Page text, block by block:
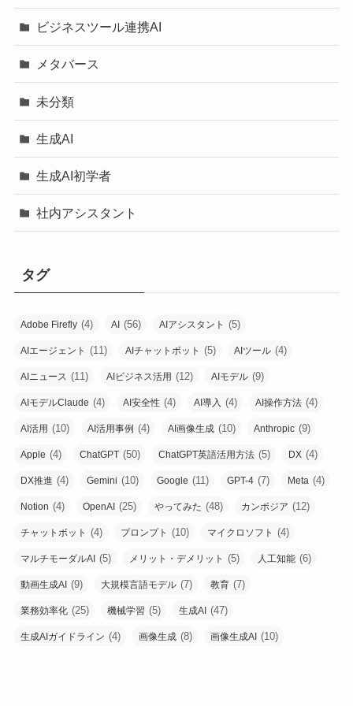
ビジネスツール連携AI
メタバース
未分類
生成AI
生成AI初学者
社内アシスタント
タグ
Adobe Firefly (4) AI (56) AIアシスタント (5)
AIエージェント (11) AIチャットボット (5) AIツール (4)
AIニュース (11) AIビジネス活用 (12) AIモデル (9)
AIモデルClaude (4) AI安全性 (4) AI導入 (4) AI操作方法 (4)
AI活用 (10) AI活用事例 (4) AI画像生成 (10) Anthropic (9)
Apple (4) ChatGPT (50) ChatGPT英語活用方法 (5) DX (4)
DX推進 (4) Gemini (10) Google (11) GPT-4 (7) Meta (4)
Notion (4) OpenAI (25) やってみた (48) カンボジア (12)
チャットボット (4) プロンプト (10) マイクロソフト (4)
マルチモーダルAI (5) メリット・デメリット (5) 人工知能 (6)
動画生成AI (9) 大規模言語モデル (7) 教育 (7)
業務効率化 (25) 機械学習 (5) 生成AI (47)
生成AIガイドライン (4) 画像生成 (8) 画像生成AI (10)